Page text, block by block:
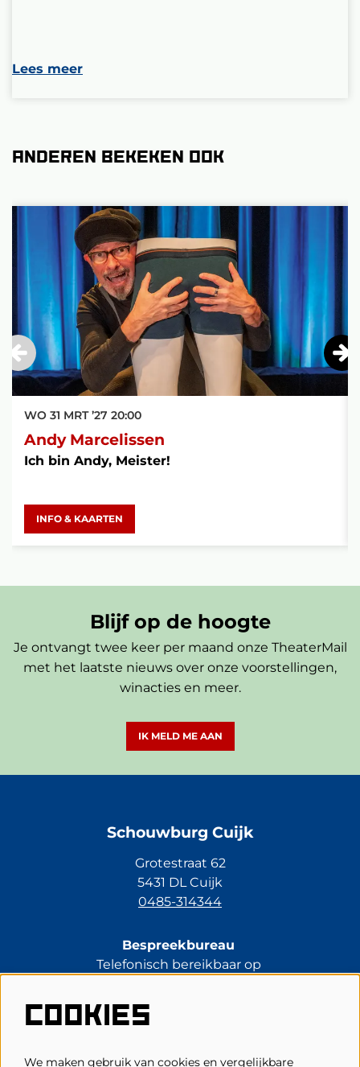
Lees meer
Anderen bekeken ook
Andy Marcelissen
Ich bin Andy, Meister!
WO 31 MRT ’27 20:00
INFO & KAARTEN
Blijf op de hoogte
Je ontvangt twee keer per maand onze TheaterMail
met het laatste nieuws over onze voorstellingen,
winacties en meer.
IK MELD ME AAN
Schouwburg Cuijk
Grotestraat 62
5431 DL Cuijk
0485-314344
Bespreekbureau
Telefonisch bereikbaar op
0485-314344
kassa@schouwburgcuijk.nl
COOKIES
We maken gebruik van cookies en vergelijkbare